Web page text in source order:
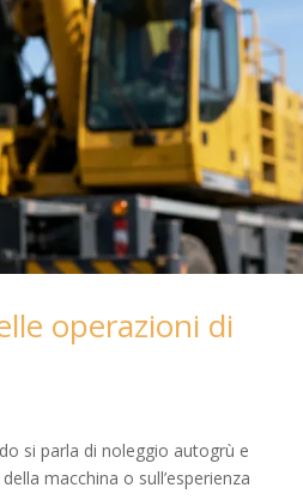
operazioni di
si parla di noleggio autogrù e
macchina o sull’esperienza